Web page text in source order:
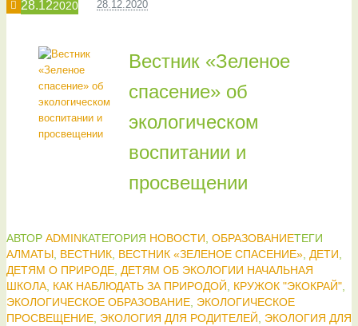
28.122020 28.12.2020
Вестник «Зеленое
спасение» об
экологическом
воспитании и
просвещении
АВТОР ADMINКАТЕГОРИЯ НОВОСТИ, ОБРАЗОВАНИЕТЕГИ
АЛМАТЫ, ВЕСТНИК, ВЕСТНИК «ЗЕЛЕНОЕ СПАСЕНИЕ», ДЕТИ,
ДЕТЯМ О ПРИРОДЕ, ДЕТЯМ ОБ ЭКОЛОГИИ НАЧАЛЬНАЯ
ШКОЛА, КАК НАБЛЮДАТЬ ЗА ПРИРОДОЙ, КРУЖОК "ЭКОКРАЙ",
ЭКОЛОГИЧЕСКОЕ ОБРАЗОВАНИЕ, ЭКОЛОГИЧЕСКОЕ
ПРОСВЕЩЕНИЕ, ЭКОЛОГИЯ ДЛЯ РОДИТЕЛЕЙ, ЭКОЛОГИЯ ДЛЯ